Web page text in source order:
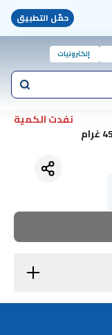
حمّل التطبيق
إلكترونيات
نفدت الكمية